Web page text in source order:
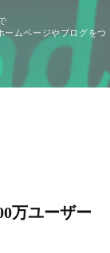
ームページやブログをつ
万ユーザー